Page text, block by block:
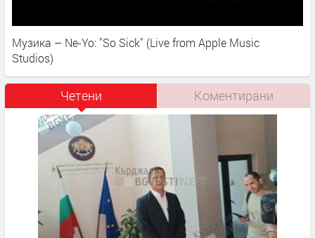
Музика – Ne-Yo: "So Sick" (Live from Apple Music
Studios)
Четени Коментирани